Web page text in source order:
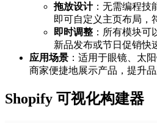
拖放设计：无需编程技
即可自定义主页布局，
即时调整 ：所有模块
新品发布或节日促销快
应用场景 ：适用于眼镜、太
商家便捷地展示产品，提升品
Shopify 可视化构建器